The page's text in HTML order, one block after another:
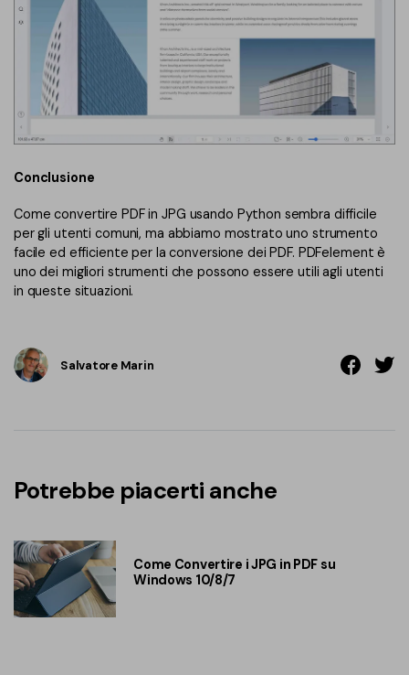
Conclusione
Come convertire PDF in JPG usando Python sembra difficile
per gli utenti comuni, ma abbiamo mostrato uno strumento
facile ed efficiente per la conversione dei PDF. PDFelement è
uno dei migliori strumenti che possono essere utili agli utenti
in queste situazioni.
Salvatore Marin
Potrebbe piacerti anche
Come Convertire i JPG in PDF su
Windows 10/8/7